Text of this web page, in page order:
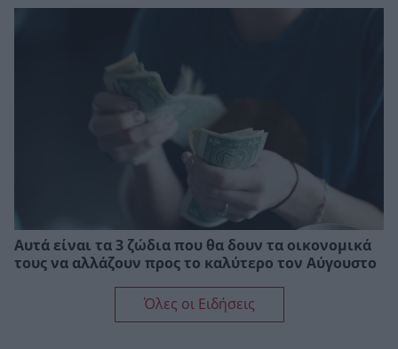
Αυτά είναι τα 3 ζώδια που θα δουν τα οικονομικά
τους να αλλάζουν προς το καλύτερο τον Αύγουστο
Όλες οι Ειδήσεις